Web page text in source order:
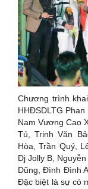
Chương trình
HHĐSDLTG
Nam Vương Cao
Tú, Trịnh Văn
Hòa, Trần Quý,
Dj Jolly B,
Dũng, Đình Đình
Đặc biệt là sự có